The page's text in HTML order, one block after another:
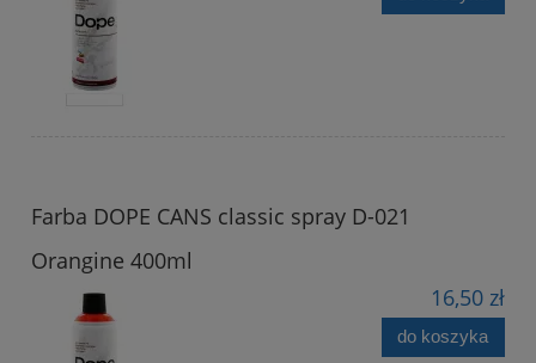
Farba DOPE CANS classic spray D-021
Orangine 400ml
16,50 zł
do koszyka